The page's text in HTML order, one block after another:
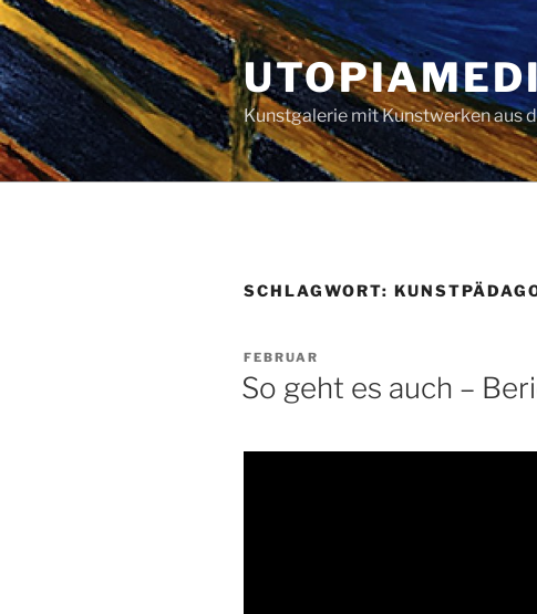
Zum
Inhalt
springen
Kunstgalerie mit Kunstwerken aus
SCHLAGWORT:
VERÖFFENTLICHT
AM
FEBRUAR
So geht es auch –